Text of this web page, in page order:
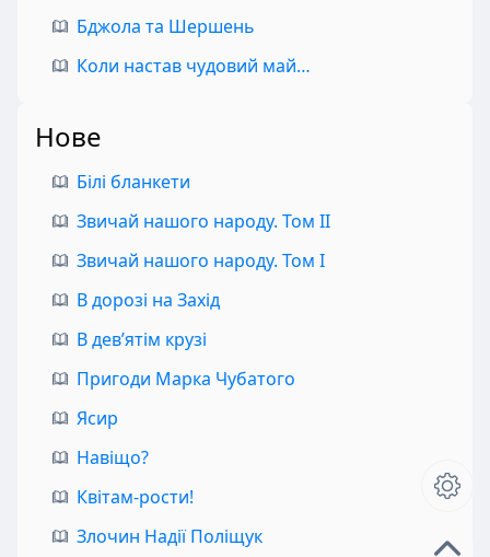
Бджола та Шершень
Коли настав чудовий май…
Нове
Білі бланкети
Звичай нашого народу. Том II
Звичай нашого народу. Том I
В дорозі на Захід
В дев’ятім крузі
Пригоди Марка Чубатого
Ясир
Навіщо?
Квітам-рости!
Злочин Надії Поліщук